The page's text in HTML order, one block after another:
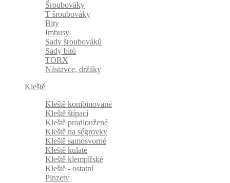
Šroubováky
T šroubováky
Bity
Imbusy
Sady šroubováků
Sady bitů
TORX
Nástavce, držáky
Kleště
Kleště kombinované
Kleště štípací
Kleště prodloužené
Kleště na ségrovky
Kleště samosvorné
Kleště kulaté
Kleště klempířské
Kleště - ostatní
Pinzety